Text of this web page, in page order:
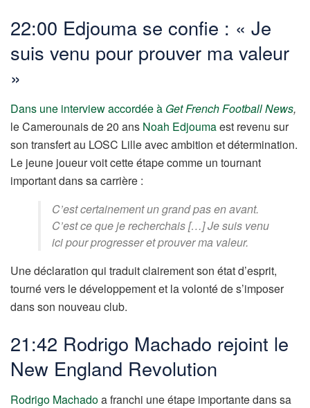
22:00 Edjouma se confie : « Je
suis venu pour prouver ma valeur
»
Dans une interview accordée à Get French Football News,
le Camerounais de 20 ans Noah Edjoumaest revenu sur
son transfert au LOSC Lille avec ambition et détermination.
Le jeune joueur voit cette étape comme un tournant
important dans sa carrière :
C’est certainement un grand pas en avant.
C’est ce que je recherchais […] Je suis venu
ici pour progresser et prouver ma valeur.
Une déclaration qui traduit clairement son état d’esprit,
tourné vers le développement et la volonté de s’imposer
dans son nouveau club.
21:42 Rodrigo Machado rejoint le
New England Revolution
Rodrigo Machadoa franchi une étape importante dans sa